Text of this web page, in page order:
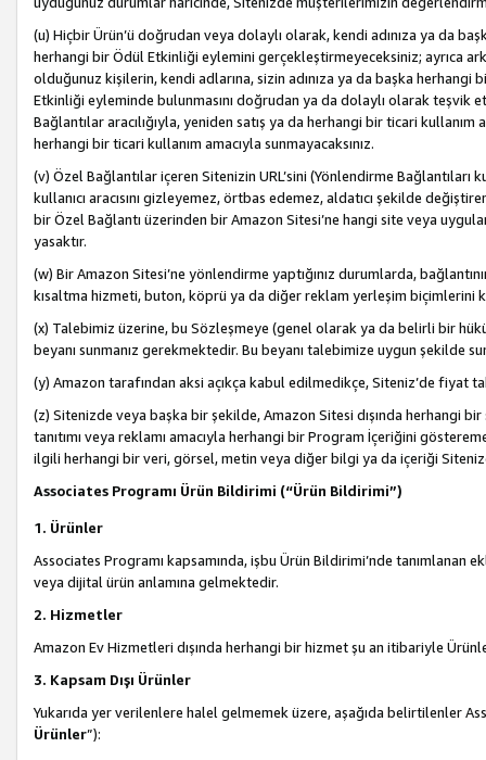
(u) Hiçbir Ürün’ü doğrudan veya dolaylı olarak, kendi adınıza ya da
herhangi bir Ödül Etkinliği eylemini gerçekleştirmeyeceksiniz; ayrıca
olduğunuz kişilerin, kendi adlarına, sizin adınıza ya da başka herhangi
Etkinliği eyleminde bulunmasını doğrudan ya da dolaylı olarak teşvik
Bağlantılar aracılığıyla, yeniden satış ya da herhangi bir ticari
herhangi bir ticari kullanım amacıyla sunmayacaksınız.
(v) Özel Bağlantılar içeren Sitenizin URL’sini (Yönlendirme Bağlantıları
kullanıcı aracısını gizleyemez, örtbas edemez, aldatıcı şekilde
bir Özel Bağlantı üzerinden bir Amazon Sitesi’ne hangi site veya
yasaktır.
(w) Bir Amazon Sitesi’ne yönlendirme yaptığınız durumlarda,
kısaltma hizmeti, buton, köprü ya da diğer reklam yerleşim biçimlerini
(x) Talebimiz üzerine, bu Sözleşmeye (genel olarak ya da belirli bir
beyanı sunmanız gerekmektedir. Bu beyanı talebimize uygun şekilde
(y) Amazon tarafından aksi açıkça kabul edilmedikçe, Siteniz’de fiyat
(z) Sitenizde veya başka bir şekilde, Amazon Sitesi dışında herhangi
tanıtımı veya reklamı amacıyla herhangi bir Program İçeriğini
ilgili herhangi bir veri, görsel, metin veya diğer bilgi ya da içeriği
Associates Programı Ürün Bildirimi (“Ürün Bildirimi”)
1. Ürünler
Associates Programı kapsamında, işbu Ürün Bildirimi’nde
veya dijital ürün anlamına gelmektedir.
2. Hizmetler
Amazon Ev Hizmetleri dışında herhangi bir hizmet şu an itibariyle
3. Kapsam Dışı Ürünler
Yukarıda yer verilenlere halel gelmemek üzere, aşağıda belirtilenler
Ürünler”):